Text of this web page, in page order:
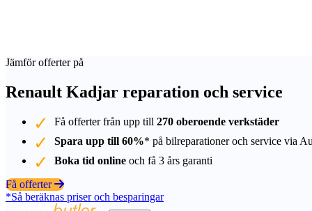
Jämför offerter på
Renault Kadjar reparation och service
Få offerter från upp till 270 oberoende verkstäder
Spara upp till 60%* på bilreparationer och service via
Boka tid online och få 3 års garanti
Få offerter
*Så beräknas priser och besparingar